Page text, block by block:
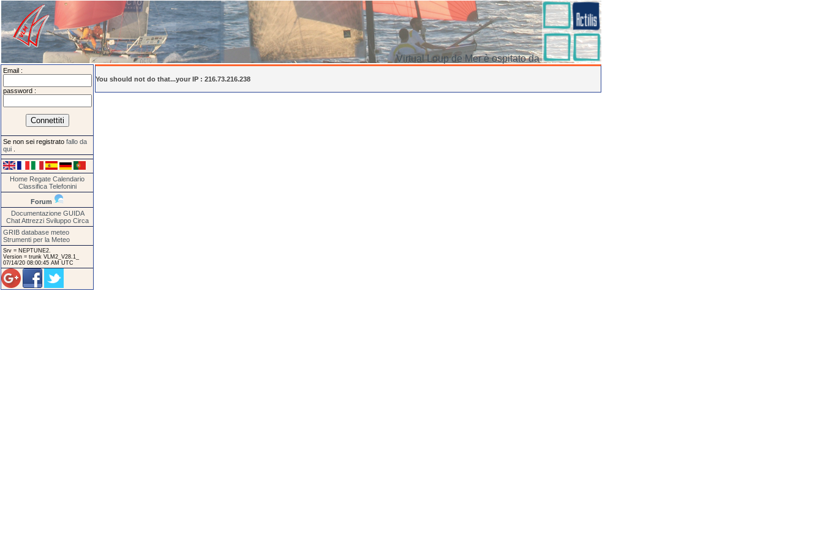
Virtual Loup de Mer è ospitato da
Email :
password :
Se non sei registrato fallo da
qui
Home Regate Calendario
Classifica Telefonini
Forum
Documentazione GUIDA
Chat Attrezzi Sviluppo Circa
GRIB database meteo
Strumenti per la Meteo
Srv = NEPTUNE2.
Version = trunk VLM2_V28.1_
07/14/20 08:00:45 AM UTC
You should not do that...your IP : 216.73.216.238